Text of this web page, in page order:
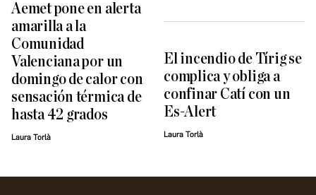
Aemet pone en alerta
amarilla a la
Comunidad
Valenciana por un
domingo de calor con
sensación térmica de
hasta 42 grados
Laura Torlà
El incendio de Tírig se
complica y obliga a
confinar Catí con un
Es-Alert
Laura Torlà